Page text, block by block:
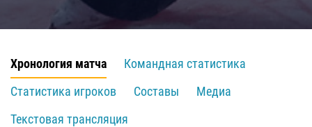
Хронология матча
Командная статистика
Статистика игроков
Составы
Медиа
Текстовая трансляция